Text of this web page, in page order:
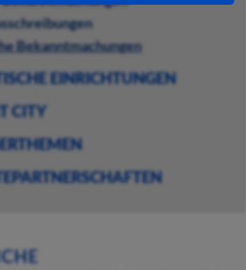
Bekanntmachungen
EINRICHTUNGEN
CITY